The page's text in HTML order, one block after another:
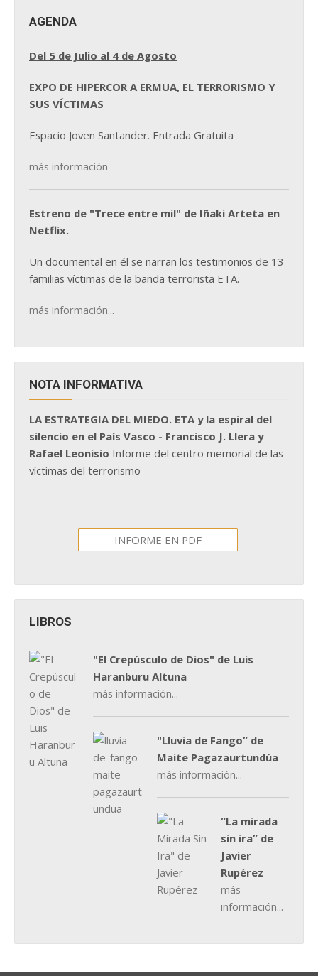
AGENDA
Del 5 de Julio al 4 de Agosto
EXPO DE HIPERCOR A ERMUA, EL TERRORISMO Y
SUS VÍCTIMAS
Espacio Joven Santander. Entrada Gratuita
más información
Estreno de "Trece entre mil" de Iñaki Arteta en
Netflix.
Un documental en él se narran los testimonios de 13
familias víctimas de la banda terrorista ETA.
más información...
NOTA INFORMATIVA
LA ESTRATEGIA DEL MIEDO. ETA y la espiral del
silencio en el País Vasco - Francisco J. Llera y
Rafael Leonisio Informe del centro memorial de las
víctimas del terrorismo
INFORME EN PDF
LIBROS
"El Crepúsculo de Dios" de Luis
Haranburu Altuna
más información...
"Lluvia de Fango” de
Maite Pagazaurtundúa
más información...
“La mirada
sin ira” de
Javier
Rupérez
más
información...